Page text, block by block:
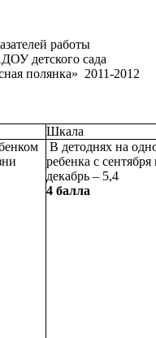
работы
сада
полянка» 2011-2012
Шкала
В детоднях на
ребенка с сентября
декабрь – 5,4
4 балла